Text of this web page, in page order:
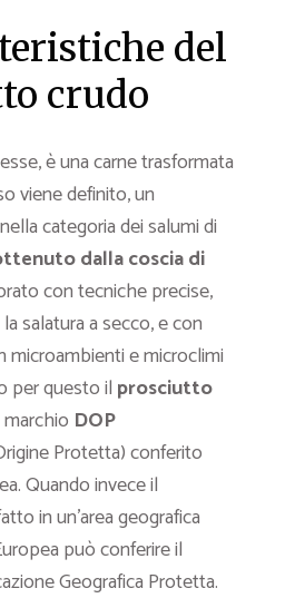
del
crudo
è una carne trasformata
viene definito, un
categoria dei salumi di
dalla coscia di
con tecniche precise,
salatura a secco, e con
microambienti e microclimi
per questo il prosciutto
DOP
Protetta) conferito
Quando invece il
in un’area geografica
può conferire il
Geografica Protetta.